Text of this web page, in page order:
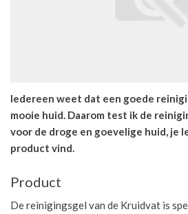
Iedereen weet dat een goede
mooie huid. Daarom test ik de
voor de droge en goevelige huid, je
product vind.
Product
De reinigingsgel van de Kruidvat is